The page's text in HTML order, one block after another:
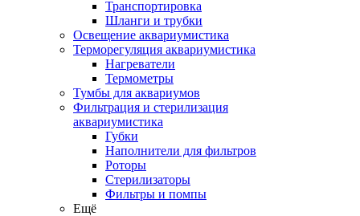
Транспортировка
Шланги и трубки
Освещение аквариумистика
Терморегуляция аквариумистика
Нагреватели
Термометры
Тумбы для аквариумов
Фильтрация и стерилизация
аквариумистика
Губки
Наполнители для фильтров
Роторы
Стерилизаторы
Фильтры и помпы
Ещё